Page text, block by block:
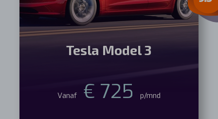
Tesla Model 3
Vanaf € 725 p/mnd